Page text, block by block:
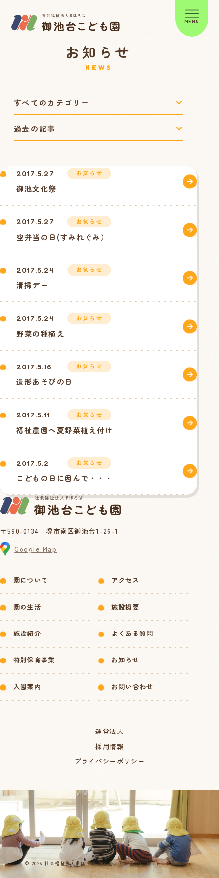
MENU
お知らせ
NEWS
2017.5.27 お知らせ
御池文化祭
2017.5.27 お知らせ
空弁当の日(すみれぐみ）
2017.5.24 お知らせ
清掃デー
2017.5.24 お知らせ
野菜の種植え
2017.5.16 お知らせ
造形あそびの日
2017.5.11 お知らせ
福祉農園へ夏野菜植え付け
2017.5.2 お知らせ
こどもの日に因んで・・・
〒590-0134 堺市南区御池台1-26-1
Google Map
園について
園の生活
施設紹介
特別保育事業
入園案内
アクセス
施設概要
よくある質問
お知らせ
お問い合わせ
運営法人
採用情報
プライバシーポリシー
© 2026 社会福祉法人まほろば 御池台こども園 All Rights Reserved.